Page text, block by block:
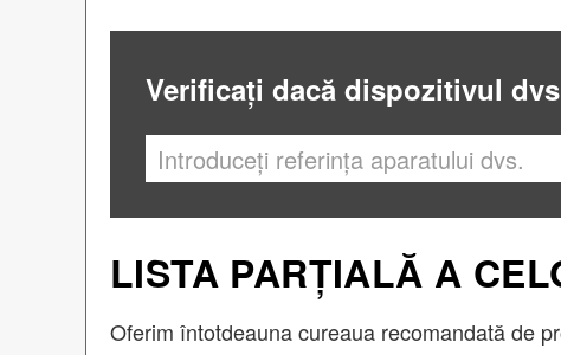
Verificați dacă dispozitivul
LISTA PARȚIALĂ A
Oferim întotdeauna cureaua recomandată de